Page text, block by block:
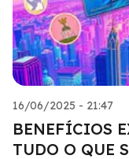
16/06/2025 - 21:47
BENEFÍCIOS
TUDO O QUE